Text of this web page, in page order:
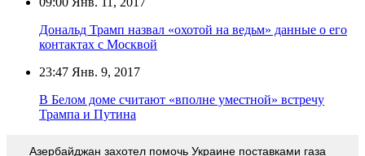
Дональд Трамп назвал «охотой на ведьм» данные о его
контактах с Москвой
23:47 Янв. 9, 2017
В Белом доме считают «вполне уместной» встречу
Трампа и Путина
Азербайджан захотел помочь Украине поставками газа